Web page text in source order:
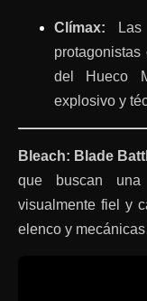
Clímax: Las
del Hueco
explosivo y
Bleach: Blade
que buscan una
visualmente fiel y
elenco y